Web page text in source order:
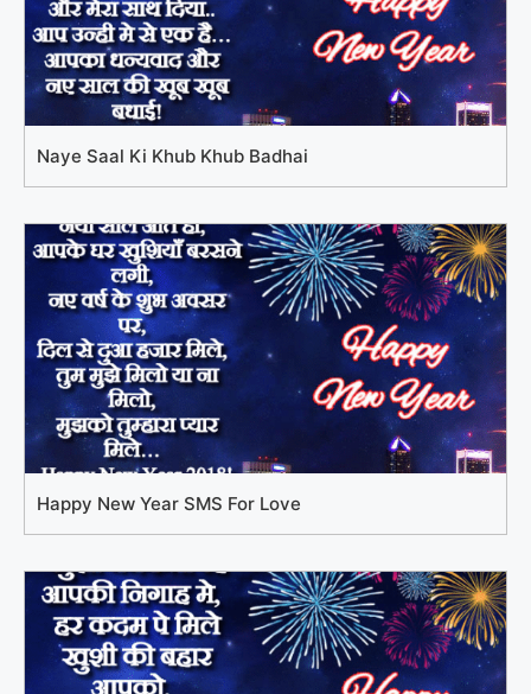
Naye Saal Ki Khub Khub Badhai
Happy New Year SMS For Love